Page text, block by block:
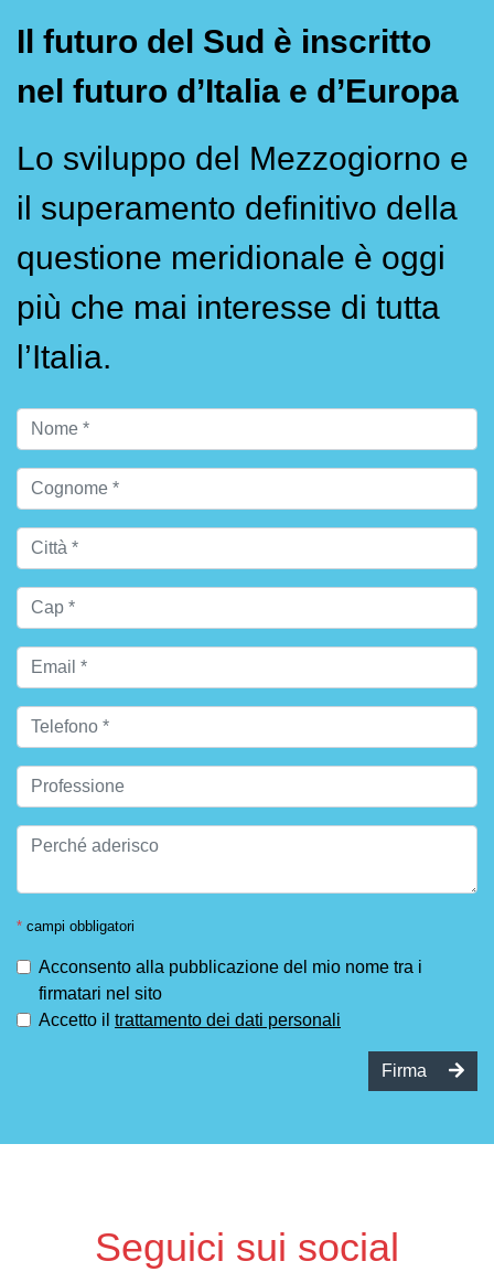
Il futuro del Sud è inscritto
nel futuro d’Italia e d’Europa
Lo sviluppo del Mezzogiorno e
il superamento definitivo della
questione meridionale è oggi
più che mai interesse di tutta
l’Italia.
* campi obbligatori
Acconsento alla pubblicazione del mio nome tra i
firmatari nel sito
Accetto il trattamento dei dati personali
Firma
Seguici sui social